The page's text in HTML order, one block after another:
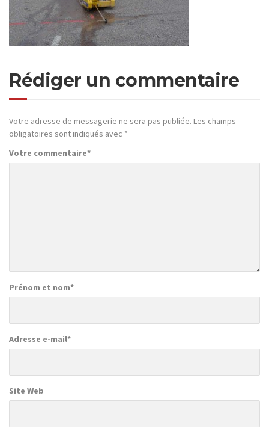
Rédiger un commentaire
Votre adresse de messagerie ne sera pas publiée. Les champs
obligatoires sont indiqués avec *
Votre commentaire*
Prénom et nom*
Adresse e-mail*
Site Web